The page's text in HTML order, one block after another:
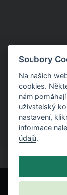
Stáhněte si
Soubory
Na našich
cookies.
nám
uživatelský
nastavení,
informace
údajů.